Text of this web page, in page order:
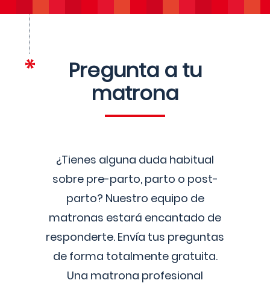
Pregunta a tu
matrona
¿Tienes alguna duda habitual
sobre pre-parto, parto o post-
parto? Nuestro equipo de
matronas estará encantado de
responderte. Envía tus preguntas
de forma totalmente gratuita.
Una matrona profesional